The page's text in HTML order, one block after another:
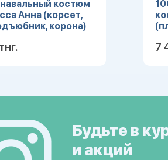
костюм
Анна (корсет,
корона)
7
Будьте в
и акций